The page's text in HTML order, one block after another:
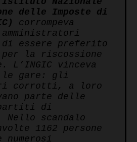
delle Imposte di
corrompeva
di essere preferito
la riscossione
L’INGIC vinceva
le gare: gli
corrotti, a loro
parte delle
di
Nello scandalo
1162 persone